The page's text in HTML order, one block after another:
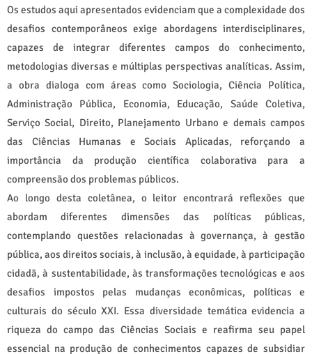
Os estudos aqui apresentados evidenciam que a complexidade dos
desafios contemporâneos exige abordagens interdisciplinares,
capazes de integrar diferentes campos do conhecimento,
metodologias diversas e múltiplas perspectivas analíticas. Assim,
a obra dialoga com áreas como Sociologia, Ciência Política,
Administração Pública, Economia, Educação, Saúde Coletiva,
Serviço Social, Direito, Planejamento Urbano e demais campos
das Ciências Humanas e Sociais Aplicadas, reforçando a
importância da produção científica colaborativa para a
compreensão dos problemas públicos.
Ao longo desta coletânea, o leitor encontrará reflexões que
abordam diferentes dimensões das políticas públicas,
contemplando questões relacionadas à governança, à gestão
pública, aos direitos sociais, à inclusão, à equidade, à participação
cidadã, à sustentabilidade, às transformações tecnológicas e aos
desafios impostos pelas mudanças econômicas, políticas e
culturais do século XXI. Essa diversidade temática evidencia a
riqueza do campo das Ciências Sociais e reafirma seu papel
essencial na produção de conhecimentos capazes de subsidiar